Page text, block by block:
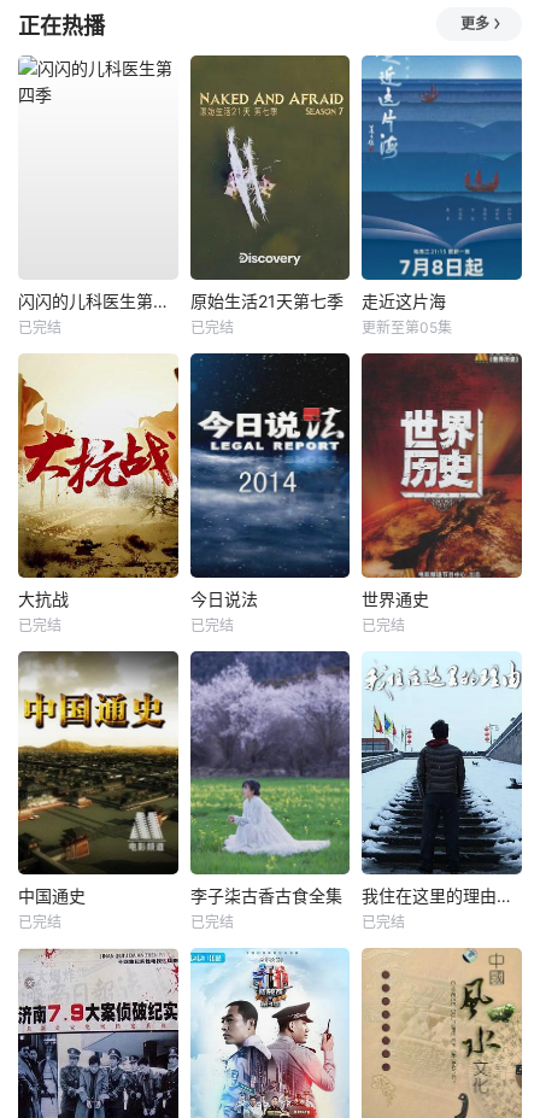
正在热播 更多
闪闪的儿科医生第四季
已完结
原始生活21天第七季
已完结
走近这片海
更新至第05集
大抗战
已完结
今日说法
已完结
世界通史
已完结
中国通史
已完结
李子柒古香古食全集
已完结
我住在这里的理由第三季
已完结